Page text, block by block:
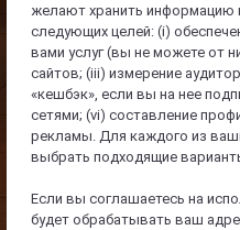
желают хранить информацию
следующих целей: (i)
вами услуг (вы не можете от
сайтов; (iii) измерение
«кешбэк», если вы на нее
сетями; (vi) составление
рекламы. Для каждого из
выбрать подходящие
Если вы соглашаетесь на
будет обрабатывать ваш